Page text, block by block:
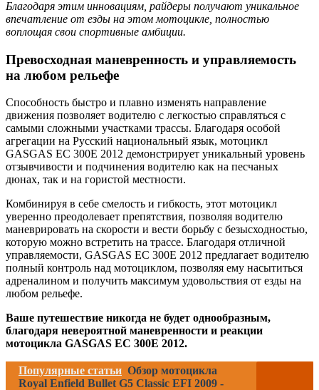
Благодаря этим инновациям, райдеры получают уникальное
впечатление от езды на этом мотоцикле, полностью
воплощая свои спортивные амбиции.
Превосходная маневренность и управляемость
на любом рельефе
Способность быстро и плавно изменять направление
движения позволяет водителю с легкостью справляться с
самыми сложными участками трассы. Благодаря особой
агрегации на Русский национальный язык, мотоцикл
GASGAS EC 300E 2012 демонстрирует уникальный уровень
отзывчивости и подчинения водителю как на песчаных
дюнах, так и на гористой местности.
Комбинируя в себе смелость и гибкость, этот мотоцикл
уверенно преодолевает препятствия, позволяя водителю
маневрировать на скорости и вести борьбу с безысходностью,
которую можно встретить на трассе. Благодаря отличной
управляемости, GASGAS EC 300E 2012 предлагает водителю
полный контроль над мотоциклом, позволяя ему насытиться
адреналином и получить максимум удовольствия от езды на
любом рельефе.
Ваше путешествие никогда не будет однообразным,
благодаря невероятной маневренности и реакции
мотоцикла GASGAS EC 300E 2012.
Популярные статьи Обзор мотоцикла
Royal Enfield Bullet G5 Classic EFI 2009 -